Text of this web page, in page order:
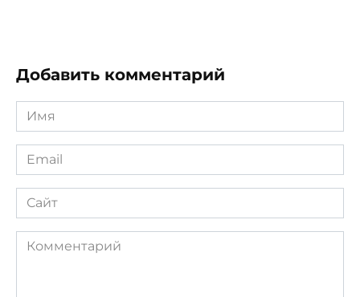
Добавить комментарий
Имя
Email
Сайт
Комментарий